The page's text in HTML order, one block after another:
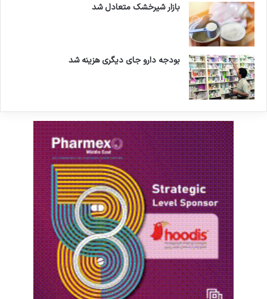
بازار شیرخشک متعادل شد
بودجه دارو جای دیگری هزینه شد